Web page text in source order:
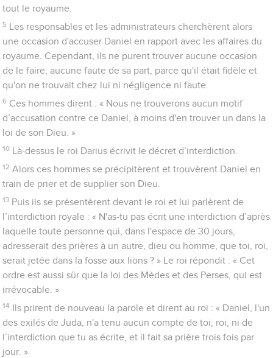
tout le royaume.
5
Les responsables et les administrateurs cherchèrent alors
une occasion d'accuser Daniel en rapport avec les affaires du
royaume. Cependant, ils ne purent trouver aucune occasion
de le faire, aucune faute de sa part, parce qu'il était fidèle et
qu'on ne trouvait chez lui ni négligence ni faute.
6 Ces hommes dirent : « Nous ne trouverons aucun motif
d’accusation contre ce Daniel, à moins d'en trouver un dans la
loi de son Dieu. »
10 Là-dessus le roi Darius écrivit le décret d’interdiction.
12 Alors ces hommes se précipitèrent et trouvèrent Daniel en
train de prier et de supplier son Dieu.
13 Puis ils se présentèrent devant le roi et lui parlèrent de
l’interdiction royale : « N'as-tu pas écrit une interdiction d’après
laquelle toute personne qui, dans l'espace de 30 jours,
adresserait des prières à un autre, dieu ou homme, que toi, roi,
serait jetée dans la fosse aux lions ? » Le roi répondit : « Cet
ordre est aussi sûr que la loi des Mèdes et des Perses, qui est
irrévocable. »
14
Ils prirent de nouveau la parole et dirent au roi : « Daniel, l'un
des exilés de Juda, n'a tenu aucun compte de toi, roi, ni de
l’interdiction que tu as écrite, et il fait sa prière trois fois par
jour. »